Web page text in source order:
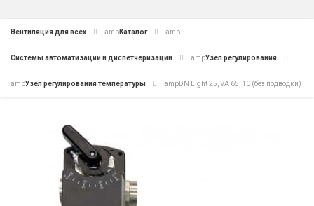
Вентиляция для всех ampКаталог amp
Системы автоматизации и диспетчеризации ampУзел регулирования
ampУзел регулирования температуры ampDN Light 25, VA 65, 10 (без подводки)